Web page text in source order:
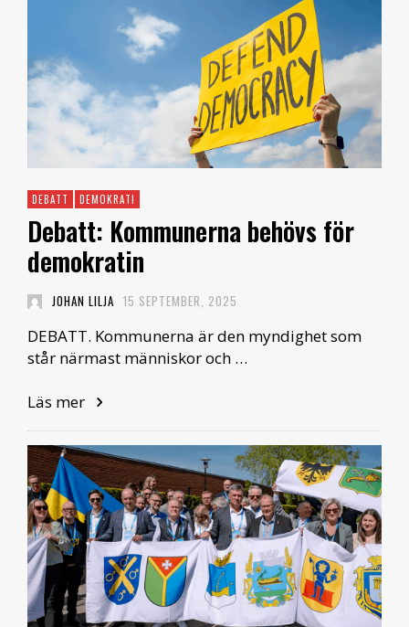
DEBATT DEMOKRATI
Debatt: Kommunerna behövs för
demokratin
JOHAN LILJA 15 SEPTEMBER, 2025
DEBATT. Kommunerna är den myndighet som
står närmast människor och …
Läs mer